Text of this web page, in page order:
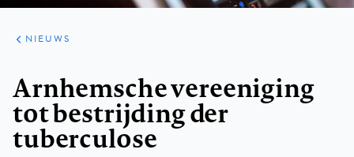
ARTIKELEN
HET
KORT
NIEUWS
Arnhemsche vereeniging
tot bestrijding der
tuberculose